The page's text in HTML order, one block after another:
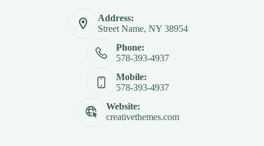
Address:
Street Name, NY 38954
Phone:
578-393-4937
Mobile:
578-393-4937
Website:
creativethemes.com